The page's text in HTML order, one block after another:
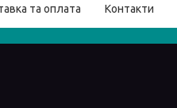
та оплата Контакти